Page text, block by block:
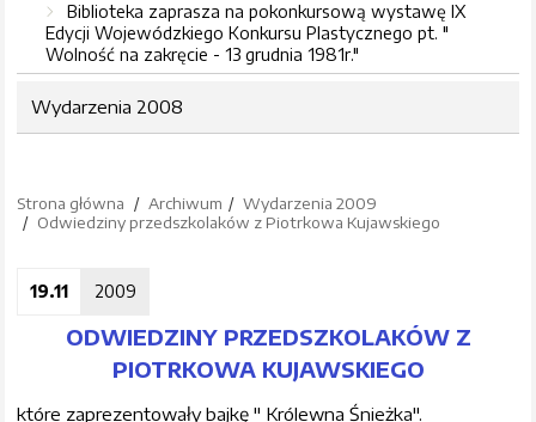
Biblioteka zaprasza na pokonkursową wystawę IX
Edycji Wojewódzkiego Konkursu Plastycznego pt. "
Wolność na zakręcie - 13 grudnia 1981r."
Wydarzenia 2008
Strona główna Archiwum
Wydarzenia 2009
Odwiedziny przedszkolaków z Piotrkowa Kujawskiego
19.11 2009
ODWIEDZINY PRZEDSZKOLAKÓW Z
PIOTRKOWA KUJAWSKIEGO
które zaprezentowały bajkę " Królewna Śnieżka".